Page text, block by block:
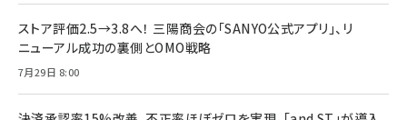
ストア評価2.5→3.8へ！ 三陽商会の「SANYO公式アプリ」、リ
ニューアル成功の裏側とOMO戦略
7月29日 8:00